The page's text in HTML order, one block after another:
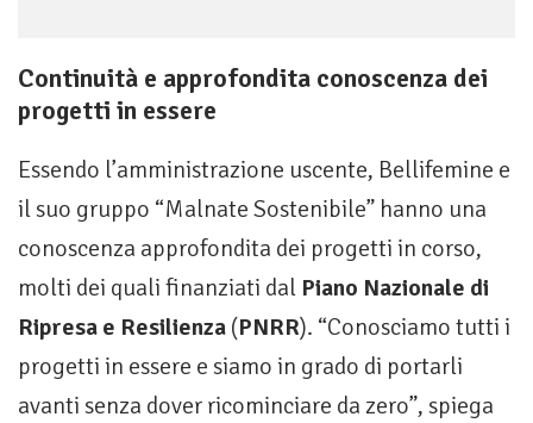
Continuità e approfondita conoscenza dei
progetti in essere
Essendo l’amministrazione uscente, Bellifemine e
il suo gruppo “Malnate Sostenibile” hanno una
conoscenza approfondita dei progetti in corso,
molti dei quali finanziati dal Piano Nazionale di
Ripresa e Resilienza (PNRR). “Conosciamo tutti i
progetti in essere e siamo in grado di portarli
avanti senza dover ricominciare da zero”, spiega